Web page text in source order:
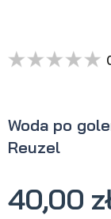
Woda po
Reuzel
40,00